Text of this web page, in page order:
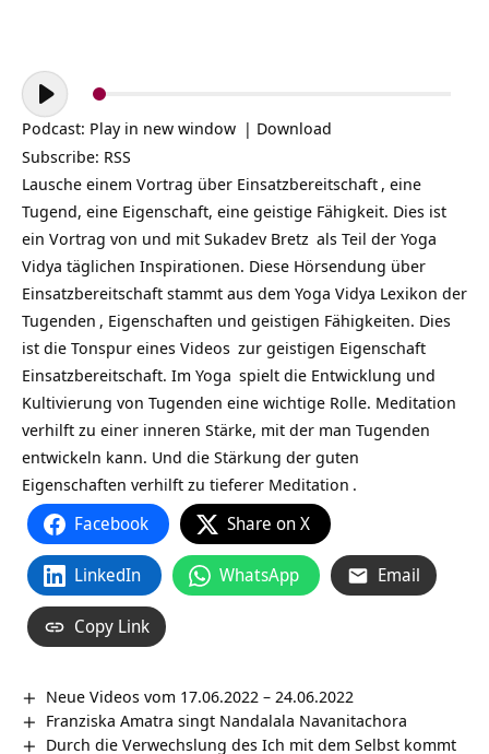
Audio-
Player
Podcast: Play in new window | Download
Subscribe: RSS
Lausche einem Vortrag über Einsatzbereitschaft , eine
Tugend, eine Eigenschaft, eine geistige Fähigkeit. Dies ist
ein Vortrag von und mit Sukadev Bretz als Teil der Yoga
Vidya täglichen Inspirationen. Diese Hörsendung über
Einsatzbereitschaft stammt aus dem Yoga Vidya Lexikon der
Tugenden , Eigenschaften und geistigen Fähigkeiten. Dies
ist die Tonspur eines Videos zur geistigen Eigenschaft
Einsatzbereitschaft. Im Yoga spielt die Entwicklung und
Kultivierung von Tugenden eine wichtige Rolle. Meditation
verhilft zu einer inneren Stärke, mit der man Tugenden
entwickeln kann. Und die Stärkung der guten
Eigenschaften verhilft zu tieferer Meditation .
Facebook Share on X
LinkedIn WhatsApp Email
Copy Link
Neue Videos vom 17.06.2022 – 24.06.2022
Franziska Amatra singt Nandalala Navanitachora
Durch die Verwechslung des Ich mit dem Selbst kommt